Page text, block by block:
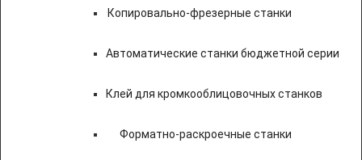
Копировально-фрезерные станки
Автоматические станки бюджетной серии
Клей для кромкооблицовочных станков
Форматно-раскроечные станки